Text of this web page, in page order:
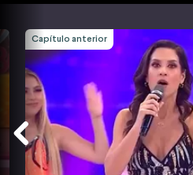
Capítulo anterior